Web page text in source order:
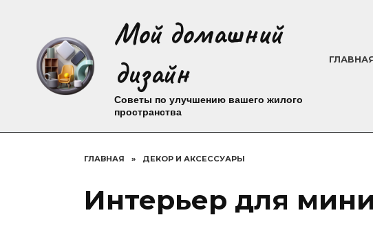
содержанию
Мой домашний
дизайн
Советы по улучшению вашего жилого
пространства
ГЛАВНАЯ » ДЕКОР И АКСЕССУАРЫ
Интерьер для